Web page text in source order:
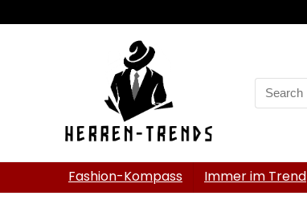
Search
for:
Fashion-Kompass Immer im Trend